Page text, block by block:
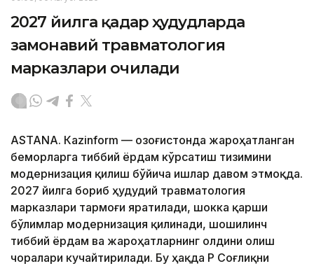
2027 йилга қадар ҳудудларда
замонавий травматология
марказлари очилади
ASTANА. Кazinform — Қозоғистонда жароҳатланган
беморларга тиббий ёрдам кўрсатиш тизимини
модернизация қилиш бўйича ишлар давом этмоқда.
2027 йилга бориб ҳудудий травматология
марказлари тармоғи яратилади, шокка қарши
бўлимлар модернизация қилинади, шошилинч
тиббий ёрдам ва жароҳатларнинг олдини олиш
чоралари кучайтирилади. Бу ҳақда ҚР Соғлиқни